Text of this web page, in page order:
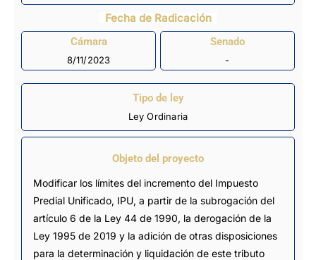
Fecha de Radicación
Cámara
8/11/2023
Senado
-
Tipo de ley
Ley Ordinaria
Objeto del proyecto
Modificar los límites del incremento del Impuesto
Predial Unificado, IPU, a partir de la subrogación del
artículo 6 de la Ley 44 de 1990, la derogación de la
Ley 1995 de 2019 y la adición de otras disposiciones
para la determinación y liquidación de este tributo